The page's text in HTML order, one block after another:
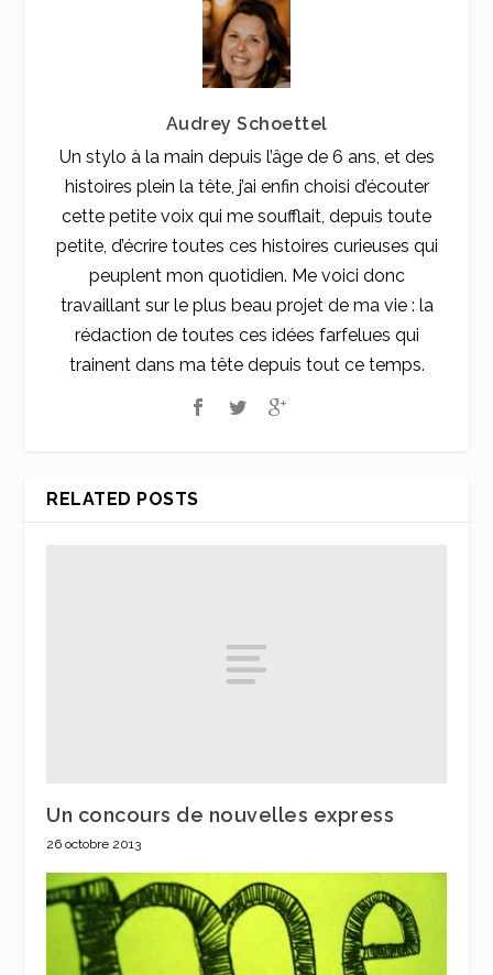
Audrey Schoettel
Un stylo à la main depuis l’âge de 6 ans, et des
histoires plein la tête, j’ai enfin choisi d’écouter
cette petite voix qui me soufflait, depuis toute
petite, d’écrire toutes ces histoires curieuses qui
peuplent mon quotidien. Me voici donc
travaillant sur le plus beau projet de ma vie : la
rédaction de toutes ces idées farfelues qui
trainent dans ma tête depuis tout ce temps.
RELATED POSTS
Un concours de nouvelles express
26 octobre 2013